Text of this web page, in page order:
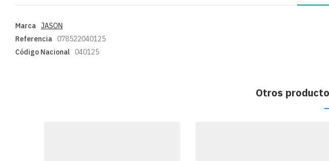
Marca JASON
Referencia
078522040125
Código Nacional
040125
Otros